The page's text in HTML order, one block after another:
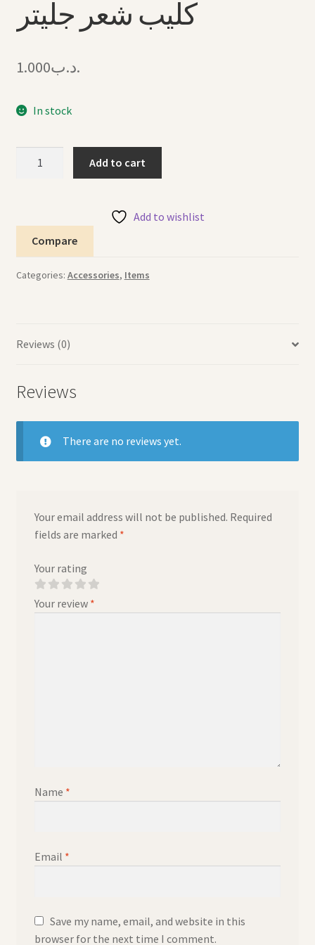
كليب شعر جليتر
.د.ب1.000
In stock
طقم
كليب
شعر
جليتر
Add to cart
Add to wishlist
Compare
Categories: Accessories, Items
Reviews (0)
Reviews
There are no reviews yet.
Your email address will not be published. Required
fields are marked *
Your rating
Your review *
Name *
Email *
Save my name, email, and website in this
browser for the next time I comment.